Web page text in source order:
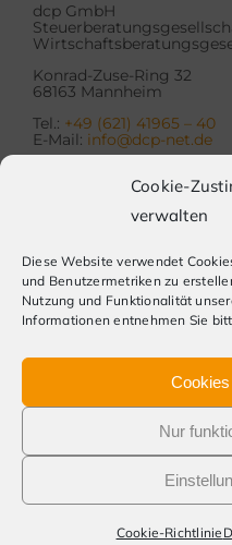
Cookie-
verwalten
Diese Website verwendet
und Benutzermetriken zu
Nutzung und Funktionalität
Informationen entnehmen Sie
Nur
Cookie-Richtlinie
dcp GmbH
Konrad-Zuse-Ring 32
68163 Mannheim
Tel.: +49 (621) 41965 – 40
E-Mail: info@dcp-net.de
DATEV MITGLIED
SEIT 1995
Downloadbereich